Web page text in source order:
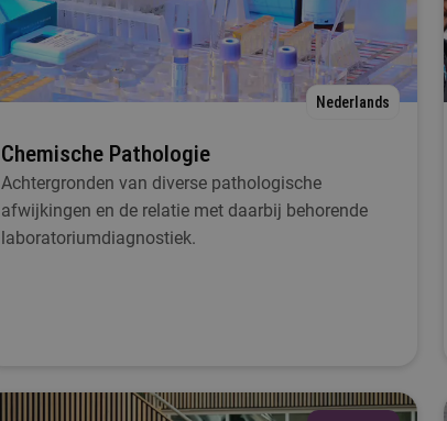
Nederlands
Chemische Pathologie
Achtergronden van diverse pathologische
afwijkingen en de relatie met daarbij behorende
laboratoriumdiagnostiek.